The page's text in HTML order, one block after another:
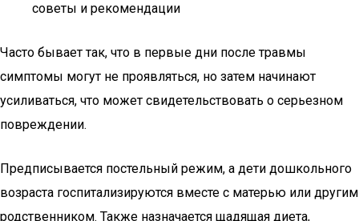
советы и рекомендации
Часто бывает так, что в первые дни после травмы
симптомы могут не проявляться, но затем начинают
усиливаться, что может свидетельствовать о серьезном
повреждении.
Предписывается постельный режим, а дети дошкольного
возраста госпитализируются вместе с матерью или другим
родственником. Также назначается щадящая диета,